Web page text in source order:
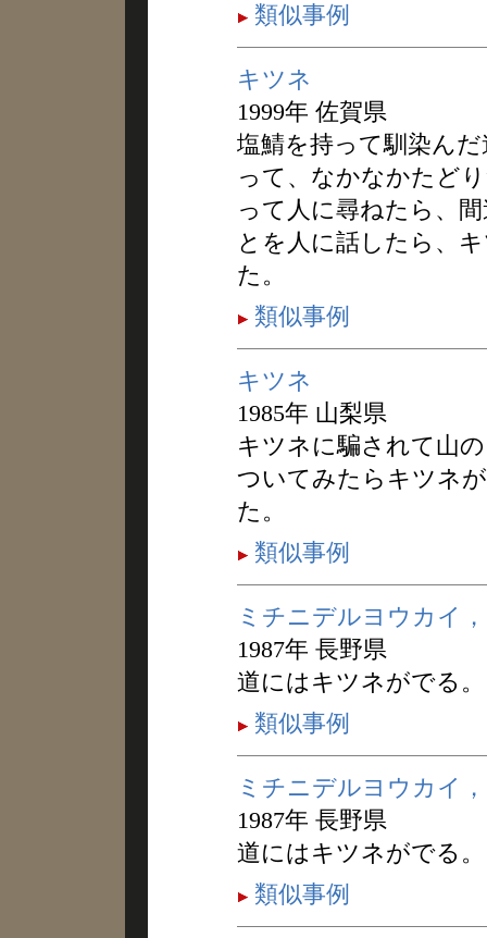
類似事例
キツネ
1999年 佐賀県
塩鯖を持って馴染ん
って、なかなかたど
って人に尋ねたら、
とを人に話したら、
た。
類似事例
キツネ
1985年 山梨県
キツネに騙されて山
ついてみたらキツネ
た。
類似事例
ミチニデルヨウカイ
1987年 長野県
道にはキツネがでる。
類似事例
ミチニデルヨウカイ
1987年 長野県
道にはキツネがでる。
類似事例